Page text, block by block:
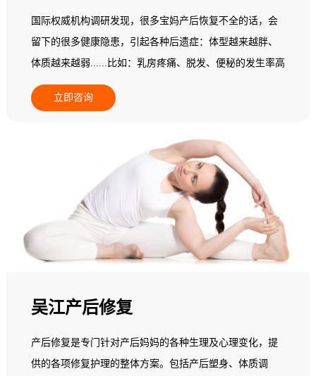
国际权威机构调研发现，很多宝妈产后恢复不全的话，会
留下的很多健康隐患，引起各种后遗症：体型越来越胖、
体质越来越弱......比如：乳房疼痛、脱发、便秘的发生率高
达22%，头晕头痛的比例增加30.5%，胃肠不适增加
16.5%，心悸者增加了22.7%......更多的产后妈妈会发现自
三孩政策将使全国每年增加1800万产妇，其中有33.3%会选
择产后恢复消费。每个产妇平均消费2万元，其中，85%以
上的产妇有产后脊柱、乳房问题，68%有肥胖问题，52%有
体质变弱的问题。因此，做好产后康复是迫在眉睫的事
情。但普通产妇都不具备相关专业知识，不知道如何做产
后康复训练，所以，需要专业的产后康复师来协助。
立即咨询
吴江产后修复
产后修复是专门针对产后妈妈的各种生理及心理变化，提
供的各项修复护理的整体方案。包括产后塑身、体质调